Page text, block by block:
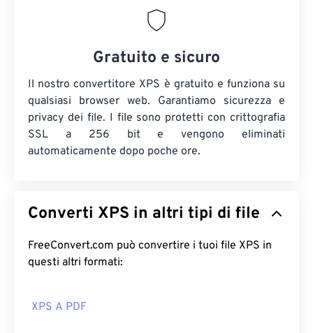
Gratuito e sicuro
Il nostro convertitore XPS è gratuito e funziona su
qualsiasi browser web. Garantiamo sicurezza e
privacy dei file. I file sono protetti con crittografia
SSL a 256 bit e vengono eliminati
automaticamente dopo poche ore.
Converti XPS in altri tipi di file
FreeConvert.com può convertire i tuoi file XPS in
questi altri formati:
XPS A PDF